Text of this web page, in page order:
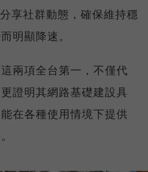
享社群動態，確保維持穩
明顯降速。
兩項全台第一，不僅代
證明其網路基礎建設具
在各種使用情境下提供